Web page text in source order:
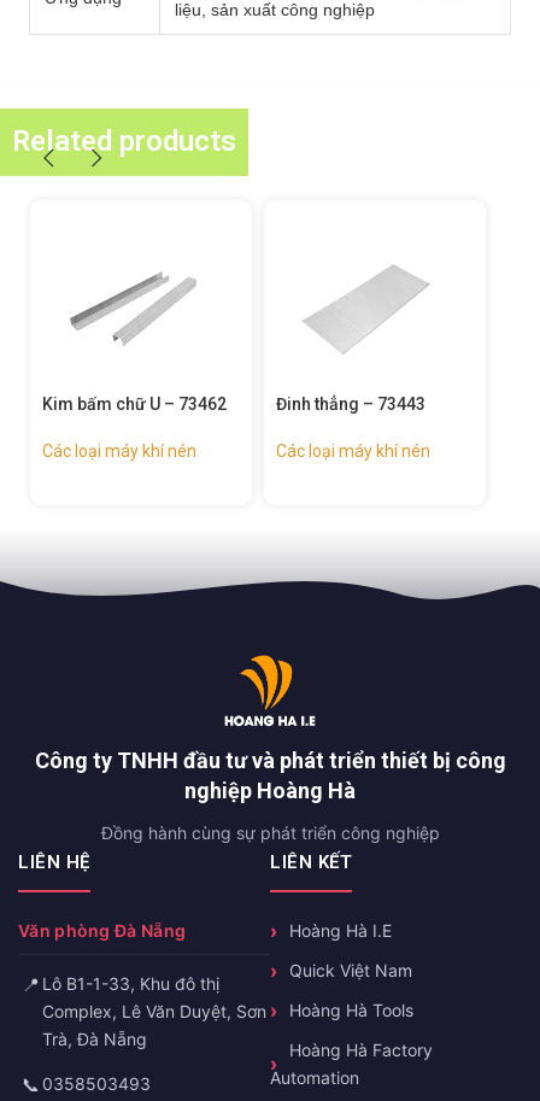
liệu, sản xuất công nghiệp
Related products
Đinh thẳng – 73443
Các loại máy khí nén
Súng bắn ghim hơi –
Công ty TNHH đầu tư và phát triển thiết bị công
nghiệp Hoàng Hà
Đồng hành cùng sự phát triển công nghiệp
LIÊN HỆ
Văn phòng Đà Nẵng
📍 Lô B1-1-33, Khu đô thị
Complex, Lê Văn Duyệt, Sơn
Trà, Đà Nẵng
📞 0358503493
LIÊN KẾT
Hoàng Hà I.E
Quick Việt Nam
Hoàng Hà Tools
Hoàng Hà Factory
Automation